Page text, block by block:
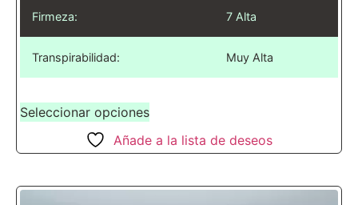
Firmeza: 7 Alta
Transpirabilidad: Muy Alta
Seleccionar opciones
Añade a la lista de deseos